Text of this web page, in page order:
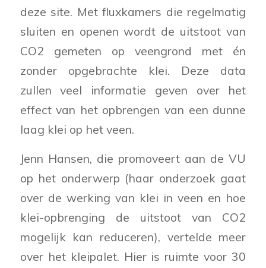
deze site. Met fluxkamers die regelmatig
sluiten en openen wordt de uitstoot van
CO2 gemeten op veengrond met én
zonder opgebrachte klei. Deze data
zullen veel informatie geven over het
effect van het opbrengen van een dunne
laag klei op het veen.
Jenn Hansen, die promoveert aan de VU
op het onderwerp (haar onderzoek gaat
over de werking van klei in veen en hoe
klei-opbrenging de uitstoot van CO2
mogelijk kan reduceren), vertelde meer
over het kleipalet. Hier is ruimte voor 30